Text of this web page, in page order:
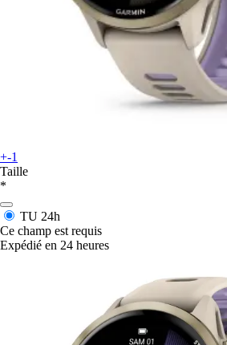
+-1
Taille
*
TU 24h
Ce champ est requis
Expédié en 24 heures